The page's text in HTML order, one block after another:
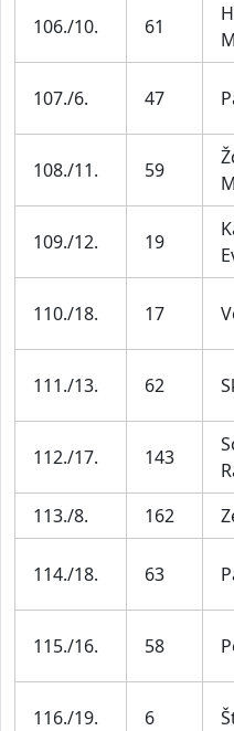
106./10. 61
107./6. 47
108./11. 59
109./12. 19
110./18. 17
111./13. 62
112./17. 143
113./8. 162
114./18. 63
115./16. 58
116./19. 6